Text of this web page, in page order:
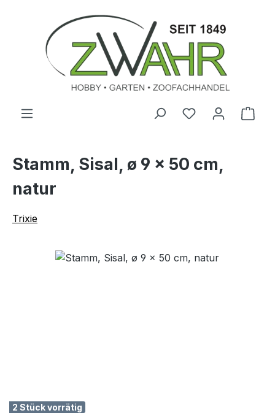
Zum Hauptinhalt springen
Stamm, Sisal, ø 9 × 50 cm,
natur
Trixie
Bildergalerie überspringen
2 Stück vorrätig